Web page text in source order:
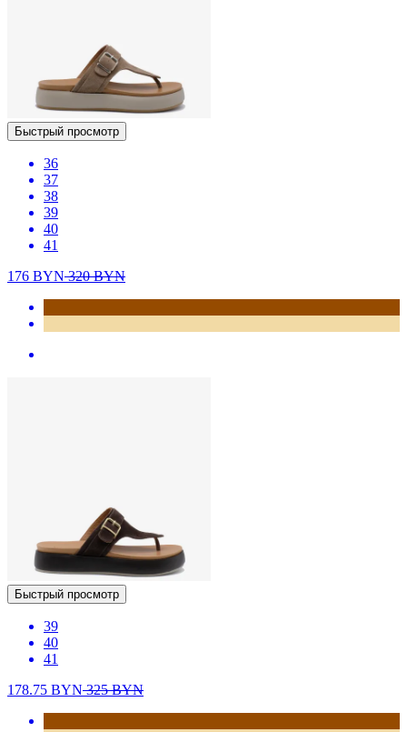
Быстрый просмотр
36
37
38
39
40
41
176 BYN320BYN
Быстрый просмотр
39
40
41
178.75 BYN325BYN